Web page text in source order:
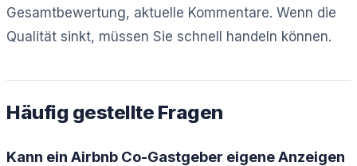
Gesamtbewertung, aktuelle Kommentare. Wenn die
Qualität sinkt, müssen Sie schnell handeln können.
Häufig gestellte Fragen
Kann ein Airbnb Co-Gastgeber eigene Anzeigen